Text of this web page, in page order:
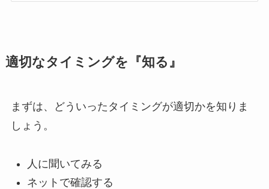
適切なタイミングを『知る』
まずは、どういったタイミングが適切かを知りま
しょう。
人に聞いてみる
ネットで確認する